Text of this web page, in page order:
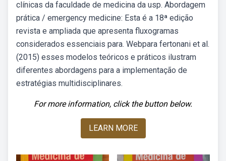
clínicas da faculdade de medicina da usp. Abordagem
prática / emergency medicine: Esta é a 18ª edição
revista e ampliada que apresenta fluxogramas
considerados essenciais para. Webpara fertonani et al.
(2015) esses modelos teóricos e práticos ilustram
diferentes abordagens para a implementação de
estratégias multidisciplinares.
For more information, click the button below.
LEARN MORE